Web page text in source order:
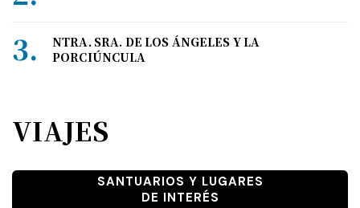
NTRA. SRA. DE LOS ÁNGELES Y LA
PORCIÚNCULA
VIAJES
SANTUARIOS Y LUGARES
DE INTERÉS